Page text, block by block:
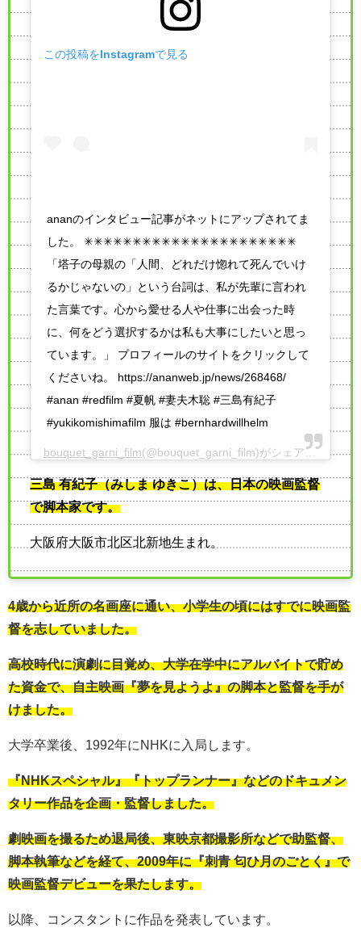
この投稿をInstagramで見る
ananのインタビュー記事がネットにアップされてま
した。 ✳︎✳︎✳︎✳︎✳︎✳︎✳︎✳︎✳︎✳︎✳︎✳︎✳︎✳︎✳︎✳︎✳︎✳︎✳︎✳︎✳︎✳︎
「塔子の母親の「人間、どれだけ惚れて死んでいけ
るかじゃないの」という台詞は、私が先輩に言われ
た言葉です。心から愛せる人や仕事に出会った時
に、何をどう選択するかは私も大事にしたいと思っ
ています。」 プロフィールのサイトをクリックして
くださいね。 https://ananweb.jp/news/268468/
#anan #redfilm #夏帆 #妻夫木聡 #三島有紀子
#yukikomishimafilm 服は #bernhardwillhelm
bouquet_garni_film(@bouquet_garni_film)がシェアした投稿 -
三島 有紀子（みしま ゆきこ）は、日本の映画監督
で脚本家です。
大阪府大阪市北区北新地生まれ。
4歳から近所の名画座に通い、小学生の頃にはすでに映画監
督を志していました。
高校時代に演劇に目覚め、大学在学中にアルバイトで貯め
た資金で、自主映画『夢を見ようよ』の脚本と監督を手が
けました。
大学卒業後、1992年にNHKに入局します。
『NHKスペシャル』『トップランナー』などのドキュメン
タリー作品を企画・監督しました。
劇映画を撮るため退局後、東映京都撮影所などで助監督、
脚本執筆などを経て、2009年に『刺青 匂ひ月のごとく』で
映画監督デビューを果たします。
以降、コンスタントに作品を発表しています。